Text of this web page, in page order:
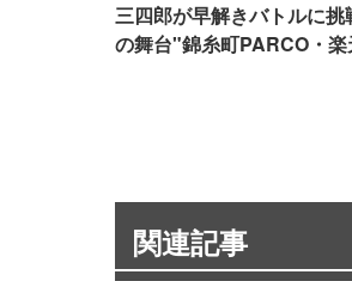
三四郎が早解きバトルに
の舞台"錦糸町PARCO・楽
関連記事